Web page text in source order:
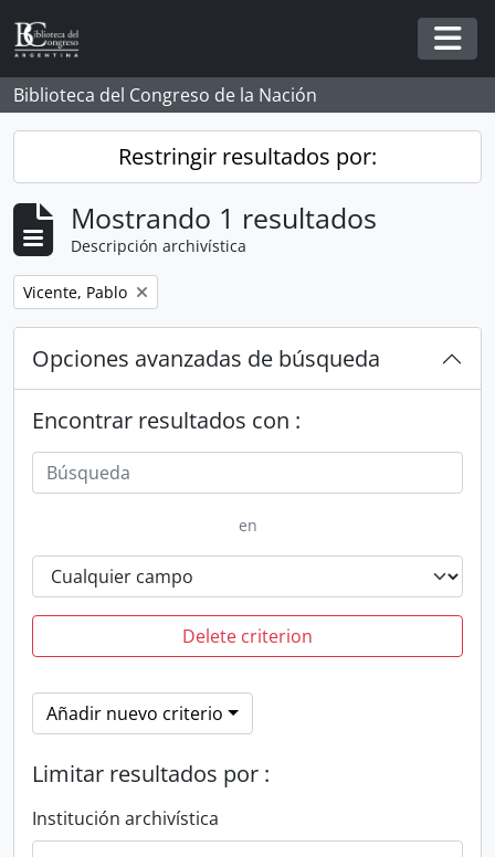
Skip to main content
Biblioteca del Congreso de la Nación
Restringir resultados por:
Mostrando 1 resultados
Descripción archivística
Remove filter:
Vicente, Pablo
Opciones avanzadas de búsqueda
Encontrar resultados con :
en
Delete criterion
Añadir nuevo criterio
Limitar resultados por :
Institución archivística